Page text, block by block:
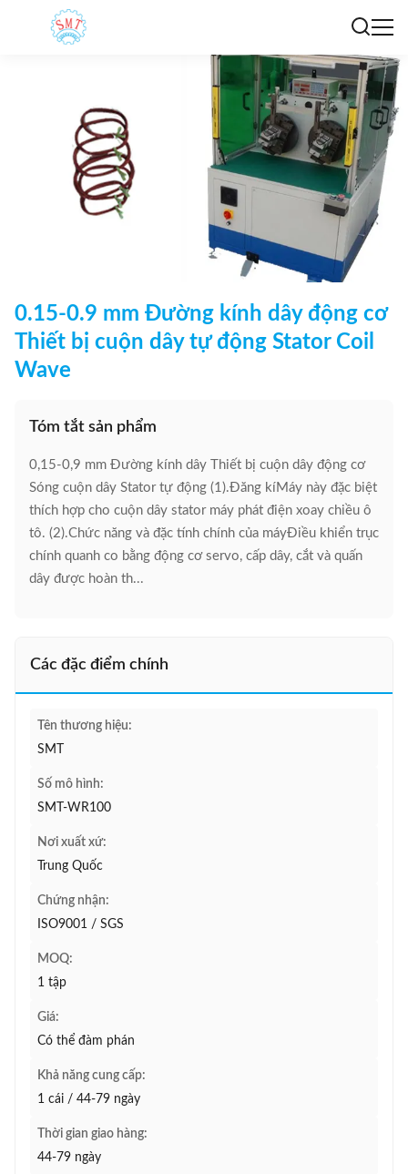
0.15-0.9 mm Đường kính dây động cơ
Thiết bị cuộn dây tự động Stator Coil
Wave
Tóm tắt sản phẩm
0,15-0,9 mm Đường kính dây Thiết bị cuộn dây động cơ
Sóng cuộn dây Stator tự động (1).Đăng kíMáy này đặc biệt
thích hợp cho cuộn dây stator máy phát điện xoay chiều ô
tô. (2).Chức năng và đặc tính chính của máyĐiều khiển trục
chính quanh co bằng động cơ servo, cấp dây, cắt và quấn
dây được hoàn th...
Các đặc điểm chính
Tên thương hiệu:
SMT
Số mô hình:
SMT-WR100
Nơi xuất xứ:
Trung Quốc
Chứng nhận:
ISO9001 / SGS
MOQ:
1 tập
Giá:
Có thể đàm phán
Khả năng cung cấp:
1 cái / 44-79 ngày
Thời gian giao hàng:
44-79 ngày